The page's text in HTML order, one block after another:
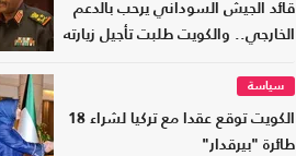
قائد الجيش السوداني يرحب بالدعم
الخارجي.. والكويت طلبت تأجيل زيارته
سياسة
الكويت توقع عقدا مع تركيا لشراء 18
طائرة "بيرقدار"